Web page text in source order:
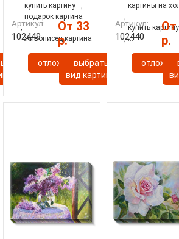
купить картину
,
подарок картина
,
живописец картина
Артикул:
102449
От 33
р.
отложитьвыбрать
вид картины
картины на
,
купить
, ...
Артикул:
102440
От
р.